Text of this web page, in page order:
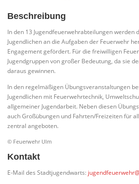
Beschreibung
In den 13 Jugendfeuerwehrabteilungen werden
Jugendlichen an die Aufgaben der Feuerwehr
Engagement gefördert. Für die freiwilligen
Jugendgruppen von großer Bedeutung, da sie
daraus gewinnen.
In den regelmäßigen Übungsveranstaltungen
Jugendlichen mit Feuerwehrtechnik,
allgemeiner Jugendarbeit. Neben diesen
auch Großübungen und Fahrten/Freizeiten für
zentral angeboten.
© Feuerwehr Ulm
Kontakt
E-Mail des Stadtjugendwarts: